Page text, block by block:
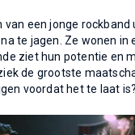
van een jonge
te jagen. Ze wonen
ziet hun potentie en
de grootste
voordat het te laat is?